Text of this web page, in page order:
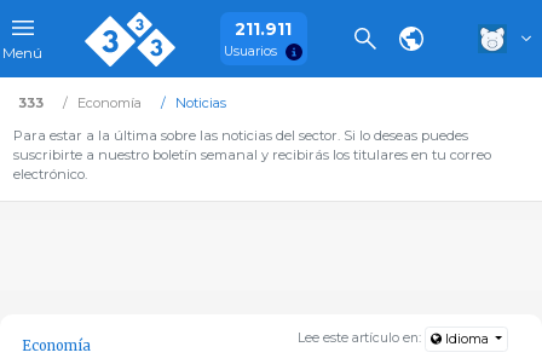
Menú
211.911
Usuarios
333 Economía
Noticias
Para estar a la última sobre las noticias del sector. Si lo deseas puedes
suscribirte a nuestro boletín semanal y recibirás los titulares en tu correo
electrónico.
Lee este artículo en: Idioma
Economía